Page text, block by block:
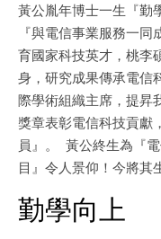
黃公胤年博士一生『勤
『與電信事業服務一
育國家科技英才，桃李
身，研究成果傳承電信
際學術組織主席，提昇
獎章表彰電信科技貢獻
員』。 黃公終生為『
目』令人景仰！今將其
勤學向上